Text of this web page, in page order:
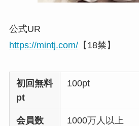
公式UR
https://mintj.com/【18禁】
初回無料
pt
100pt
会員数 1000万人以上